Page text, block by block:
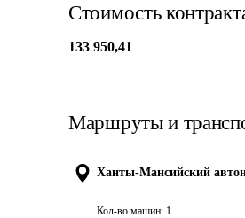
Стоимость
133 950,41
Маршруты и
Ханты-Мансийский
Кол-во машин: 1